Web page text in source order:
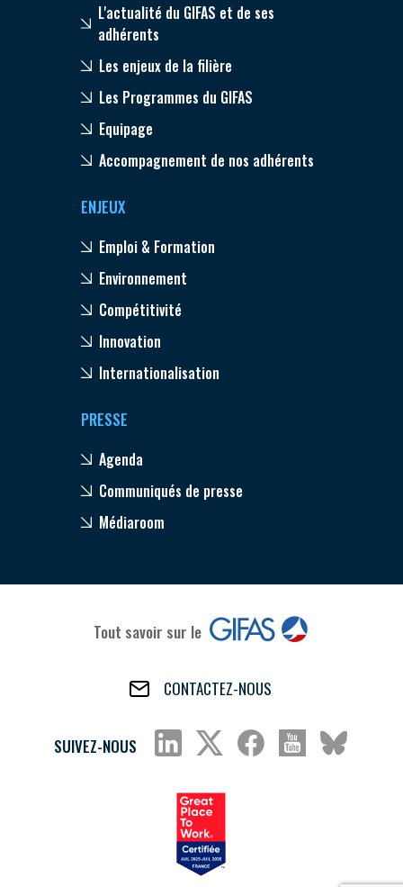
L'actualité du GIFAS et de ses
adhérents
Les enjeux de la filière
Les Programmes du GIFAS
Equipage
Accompagnement de nos adhérents
ENJEUX
Emploi & Formation
Environnement
Compétitivité
Innovation
Internationalisation
PRESSE
Agenda
Communiqués de presse
Médiaroom
Tout savoir sur le
CONTACTEZ-NOUS
SUIVEZ-NOUS